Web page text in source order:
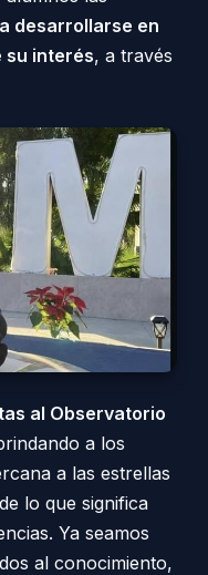
desarrollarse en
su interés, a través
al Observatorio
a los
a las estrellas
lo que significa
Ya seamos
al conocimiento,